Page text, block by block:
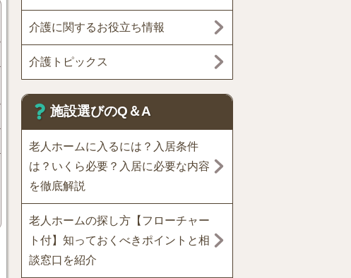
介護に関するお役立ち情報
介護トピックス
施設選びのQ＆A
老人ホームに入るには？入居条件
は？いくら必要？入居に必要な内容
を徹底解説
老人ホームの探し方【フローチャー
ト付】知っておくべきポイントと相
談窓口を紹介